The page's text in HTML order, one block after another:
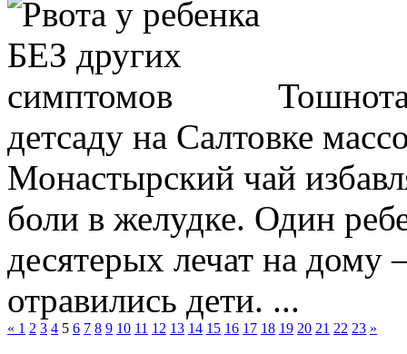
детсаду на Салтовке
Монастырский чай
боли в желудке. Один
десятерых лечат на
отравились дети. ...
« 1 2 3 4 5 6 7 8 9 10 11 12 13 14 15 16 17 18 19 20 21 22 23 »